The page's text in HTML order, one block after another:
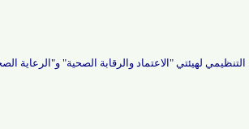
لهيئتي "الاعتماد والرقابة الصحية" و"الرعاية الصحية"